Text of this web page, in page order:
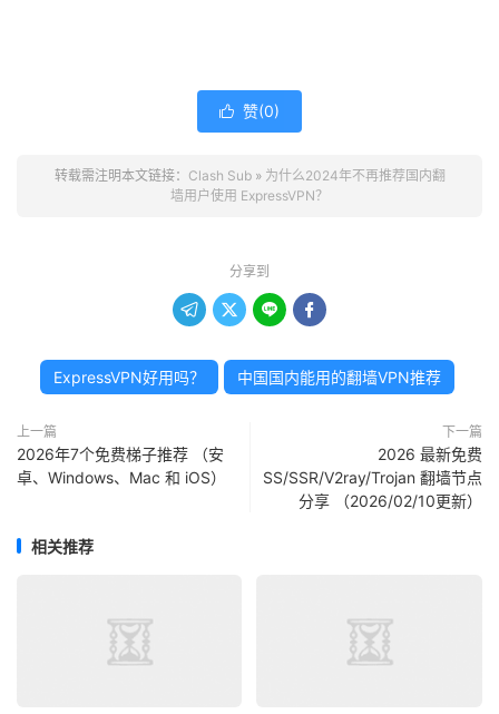
 赞(0)
转载需注明本文链接： Clash Sub» 为什么2024年不再推荐国内翻
墙用户使用 ExpressVPN？
分享到
   
ExpressVPN好用吗？ 中国国内能用的翻墙VPN推荐
上一篇
2026年7个免费梯子推荐 （安
卓、Windows、Mac 和 iOS）
下一篇
2026 最新免费
SS/SSR/V2ray/Trojan 翻墙节点
分享 （2026/02/10更新）
相关推荐